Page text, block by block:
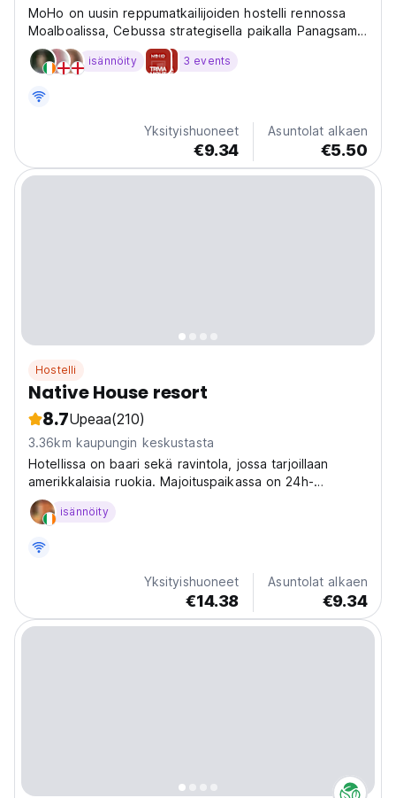
MoHo on uusin reppumatkailijoiden hostelli rennossa
Moalboalissa, Cebussa strategisella paikalla Panagsama
Roadin varrella.
isännöity 3 events
Yksityishuoneet
€9.34
Asuntolat alkaen
€5.50
Hostelli
Native House resort
8.7Upeaa(210)
3.36km kaupungin keskustasta
Hotellissa on baari sekä ravintola, jossa tarjoillaan
amerikkalaisia ​​ruokia. Majoituspaikassa on 24h-
vastaanotto, lentokenttäkuljetukset, huonepalvelu ja
ilmainen WiFi.
isännöity
Yksityishuoneet
€14.38
Asuntolat alkaen
€9.34